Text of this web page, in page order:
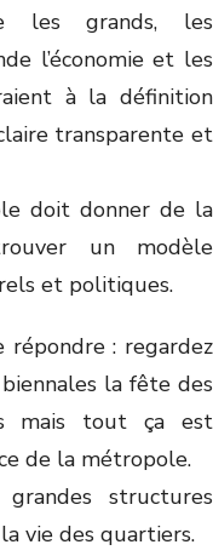
les grands, les
l’économie et les
à la définition
transparente et
doit donner de la
un modèle
et politiques.
: regardez
la fête des
mais tout ça est
de la métropole.
structures
vie des quartiers.